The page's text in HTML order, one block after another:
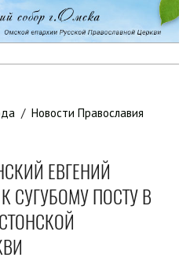
/ Новости Православия
ЕВГЕНИЙ
СУГУБОМУ ПОСТУ В